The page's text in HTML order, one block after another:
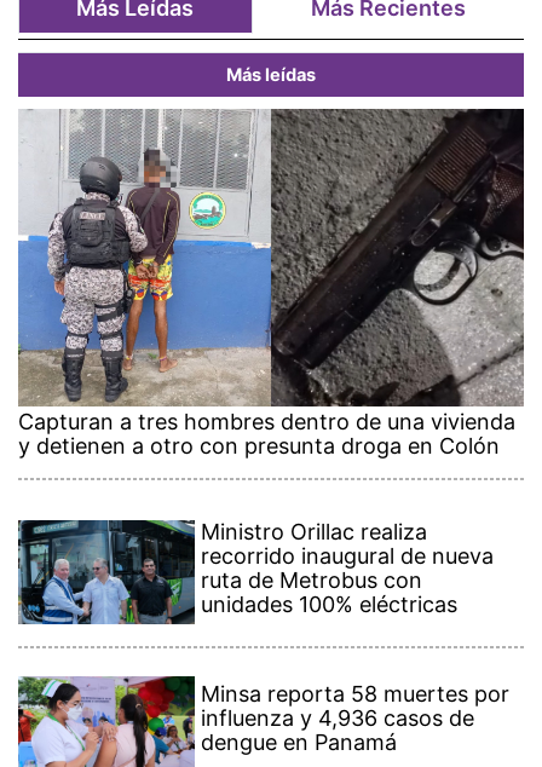
Más Leídas Más Recientes
Más leídas
Capturan a tres hombres dentro de una vivienda
y detienen a otro con presunta droga en Colón
Ministro Orillac realiza
recorrido inaugural de nueva
ruta de Metrobus con
unidades 100% eléctricas
Minsa reporta 58 muertes por
influenza y 4,936 casos de
dengue en Panamá